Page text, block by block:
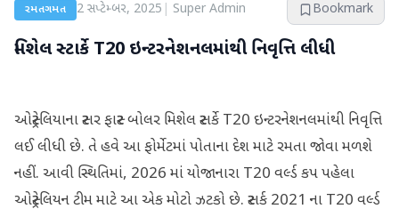
રમતગમત 2 સપ્ટેમ્બર, 2025 Super Admin Bookmark
મિશેલ સ્ટાર્કે T20 ઇન્ટરનેશનલમાંથી નિવૃત્તિ લીધી
ઓસ્ટ્રેલિયાના સ્ટાર ફાસ્ટ બોલર મિશેલ સ્ટાર્કે T20 ઇન્ટરનેશનલમાંથી નિવૃત્તિ
લઈ લીધી છે. તે હવે આ ફોર્મેટમાં પોતાના દેશ માટે રમતા જોવા મળશે
નહીં. આવી સ્થિતિમાં, 2026 માં યોજાનારા T20 વર્લ્ડ કપ પહેલા
ઓસ્ટ્રેલિયન ટીમ માટે આ એક મોટો ઝટકો છે. સ્ટાર્ક 2021 ના T20 વર્લ્ડ